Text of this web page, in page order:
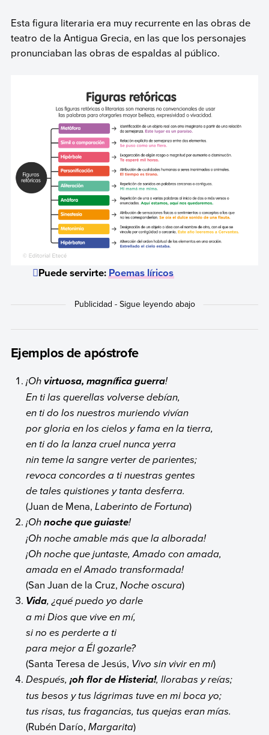
Esta figura literaria era muy recurrente en las obras de
teatro de la Antigua Grecia, en las que los personajes
pronunciaban las obras de espaldas al público.
Puede servirte:Poemas líricos
Ejemplos de apóstrofe
¡Oh virtuosa, magnífica guerra!
En ti las querellas volverse debían,
en ti do los nuestros muriendo vivían
por gloria en los cielos y fama en la tierra,
en ti do la lanza cruel nunca yerra
nin teme la sangre verter de parientes;
revoca concordes a ti nuestras gentes
de tales quistiones y tanta desferra.
(Juan de Mena,Laberinto de Fortuna)
¡Ohnoche que guiaste!
¡Oh noche amable más que la alborada!
¡Oh noche que juntaste, Amado con amada,
amada en el Amado transformada!
(San Juan de la Cruz, Noche oscura)
Vida, ¿qué puedo yo darle
a mi Dios que vive en mí,
si no es perderte a ti
para mejor a Él gozarle?
(Santa Teresa de Jesús, Vivo sin vivir en mí)
Después, ¡oh flor de Histeria!, llorabas y reías;
tus besos y tus lágrimas tuve en mi boca yo;
tus risas, tus fragancias, tus quejas eran mías.
(Rubén Darío,Margarita)